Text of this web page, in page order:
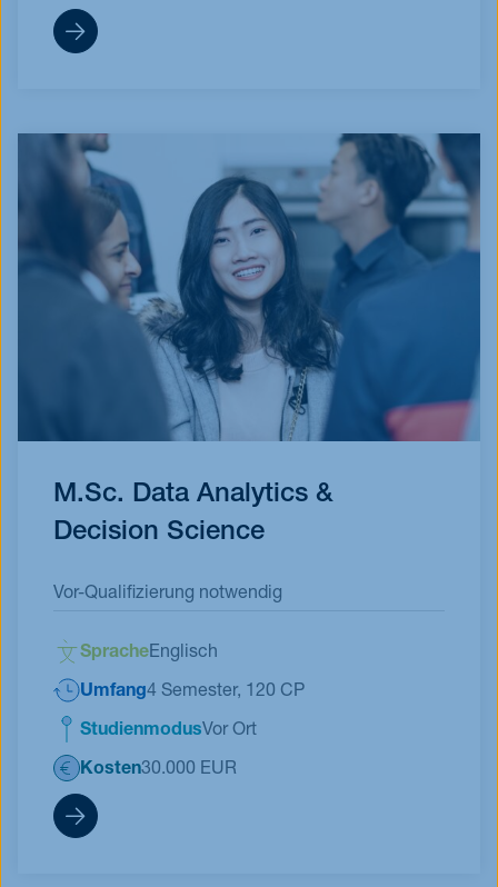
MBA Qualifikationsforumlar
M.Sc. Data Analytics &
Decision Science
Vor-Qualifizierung notwendig
SpracheEnglisch
Umfang4 Semester, 120 CP
StudienmodusVor Ort
Kosten30.000 EUR
DDS Qualifikationsforumlar